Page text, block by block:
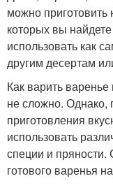
можно приготовить
которых вы
использовать как
другим десертам
Как варить
не сложно. Однако,
приготовления
использовать
специи и пряности.
готового варенья